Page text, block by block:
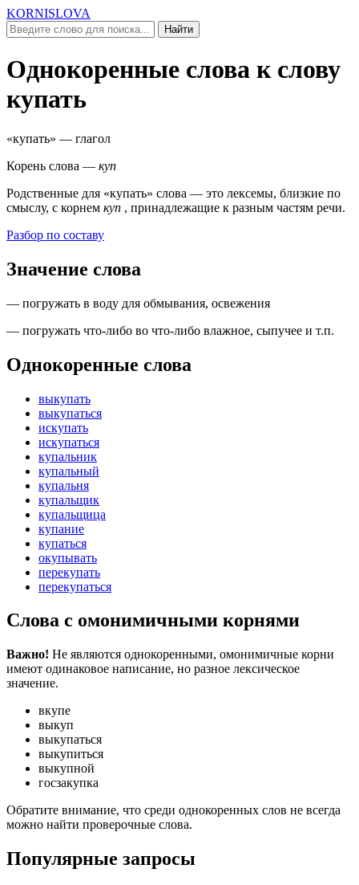
KORNISLOVA
Найти
Однокоренные слова к слову
купать
«купать» — глагол
Корень слова — куп
Родственные для «купать» слова — это лексемы, близкие по
смыслу, c корнем куп , принадлежащие к разным частям речи.
Разбор по составу
Значение слова
— погружать в воду для обмывания, освежения
— погружать что-либо во что-либо влажное, сыпучее и т.п.
Однокоренные слова
выкупать
выкупаться
искупать
искупаться
купальник
купальный
купальня
купальщик
купальщица
купание
купаться
окупывать
перекупать
перекупаться
Слова с омонимичными корнями
Важно! Не являются однокоренными, омонимичные корни
имеют одинаковое написание, но разное лексическое
значение.
вкупе
выкуп
выкупаться
выкупиться
выкупной
госзакупка
Обратите внимание, что среди однокоренных слов не всегда
можно найти проверочные слова.
Популярные запросы